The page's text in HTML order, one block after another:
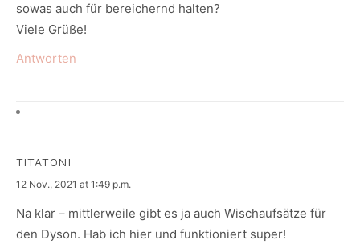
sowas auch für bereichernd halten?
Viele Grüße!
Antworten
TITATONI
says:
12 Nov., 2021 at 1:49 p.m.
Na klar – mittlerweile gibt es ja auch Wischaufsätze für
den Dyson. Hab ich hier und funktioniert super!